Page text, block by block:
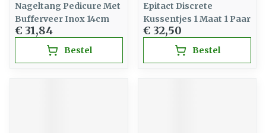
Nageltang Pedicure Met
Bufferveer Inox 14cm
€ 31,84
Bestel
Epitact Discrete
Kussentjes 1 Maat 1 Paar
€ 32,50
Bestel